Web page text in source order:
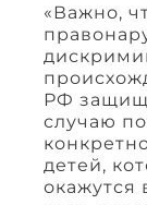
«Важно,
РФ
случаю
детей,
окажутся